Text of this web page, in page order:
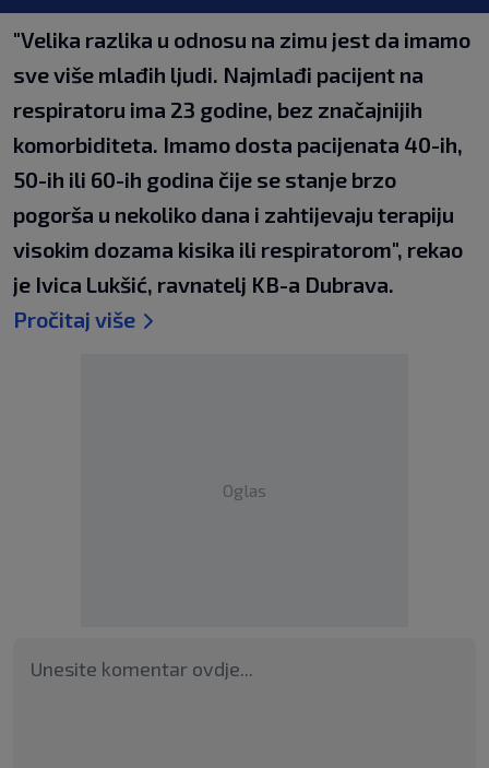
"Velika razlika u odnosu na zimu jest da imamo
sve više mlađih ljudi. Najmlađi pacijent na
respiratoru ima 23 godine, bez značajnijih
komorbiditeta. Imamo dosta pacijenata 40-ih,
50-ih ili 60-ih godina čije se stanje brzo
pogorša u nekoliko dana i zahtijevaju terapiju
visokim dozama kisika ili respiratorom", rekao
je Ivica Lukšić, ravnatelj KB-a Dubrava.
Pročitaj više
Oglas